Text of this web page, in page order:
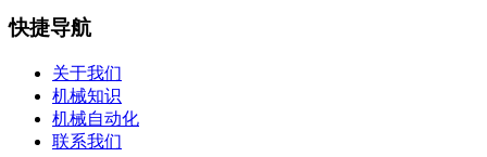
快捷导航
关于我们
机械知识
机械自动化
联系我们